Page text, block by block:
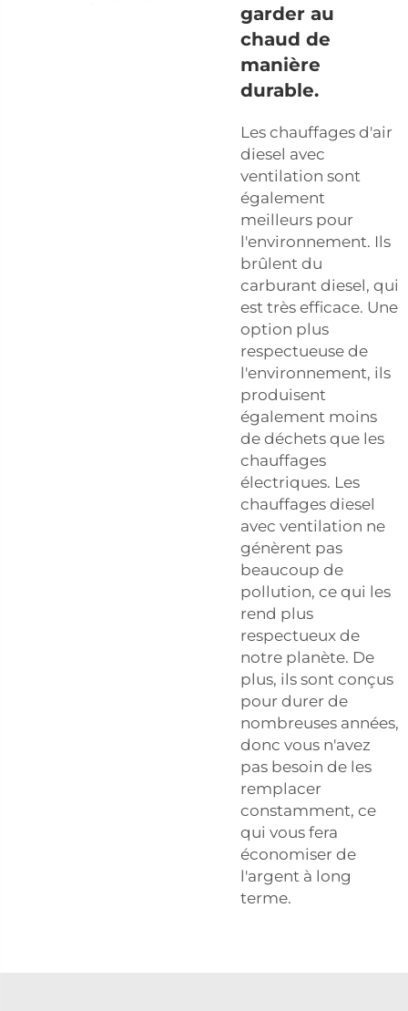
garder au
chaud de
manière
durable.
Les chauffages d'air
diesel avec
ventilation sont
également
meilleurs pour
l'environnement. Ils
brûlent du
carburant diesel, qui
est très efficace. Une
option plus
respectueuse de
l'environnement, ils
produisent
également moins
de déchets que les
chauffages
électriques. Les
chauffages diesel
avec ventilation ne
génèrent pas
beaucoup de
pollution, ce qui les
rend plus
respectueux de
notre planète. De
plus, ils sont conçus
pour durer de
nombreuses années,
donc vous n'avez
pas besoin de les
remplacer
constamment, ce
qui vous fera
économiser de
l'argent à long
terme.